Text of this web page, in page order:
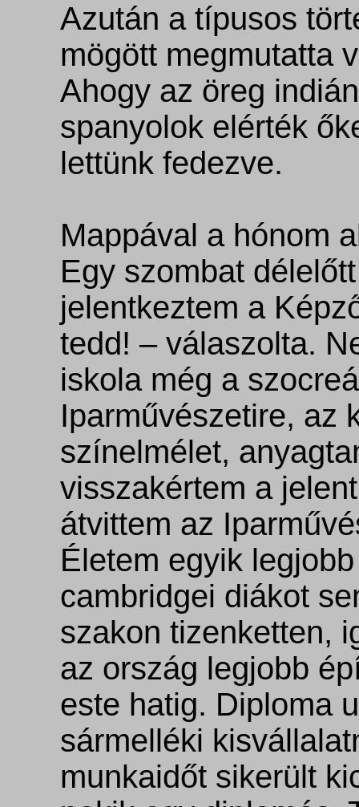
Azután a típusos
mögött megmutatta
Ahogy az öreg
spanyolok elérték
lettünk fedezve.
Mappával a hónom
Egy szombat
jelentkeztem a
tedd! – válaszolta.
iskola még a
Iparművészetire, az
színelmélet,
visszakértem a
átvittem az
Életem egyik
cambridgei diákot
szakon tizenketten,
az ország legjobb
este hatig. Diploma
sármelléki
munkaidőt sikerült